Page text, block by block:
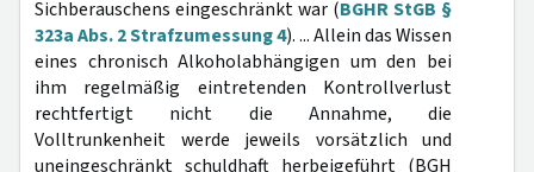
Sichberauschens eingeschränkt war (BGHR StGB §
323a Abs. 2 Strafzumessung 4). ... Allein das Wissen
eines chronisch Alkoholabhängigen um den bei
ihm regelmäßig eintretenden Kontrollverlust
rechtfertigt nicht die Annahme, die
Volltrunkenheit werde jeweils vorsätzlich und
uneingeschränkt schuldhaft herbeigeführt (BGH